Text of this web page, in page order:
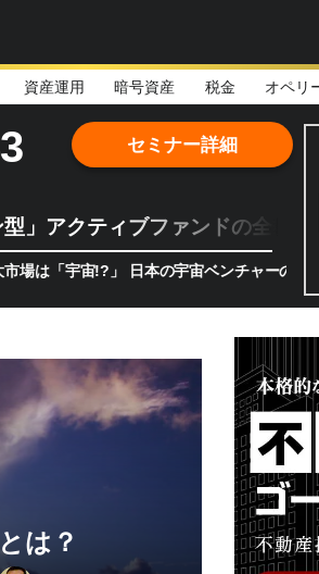
資産運用 暗号資産 税金 オペリ
」アクティブファンドの全貌
」 日本の宇宙ベンチャーのココがスゴイ
セミナー詳細
は？